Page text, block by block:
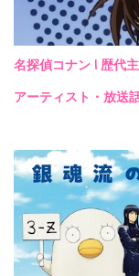
名探偵コナン | 歴代
アーティスト・放送